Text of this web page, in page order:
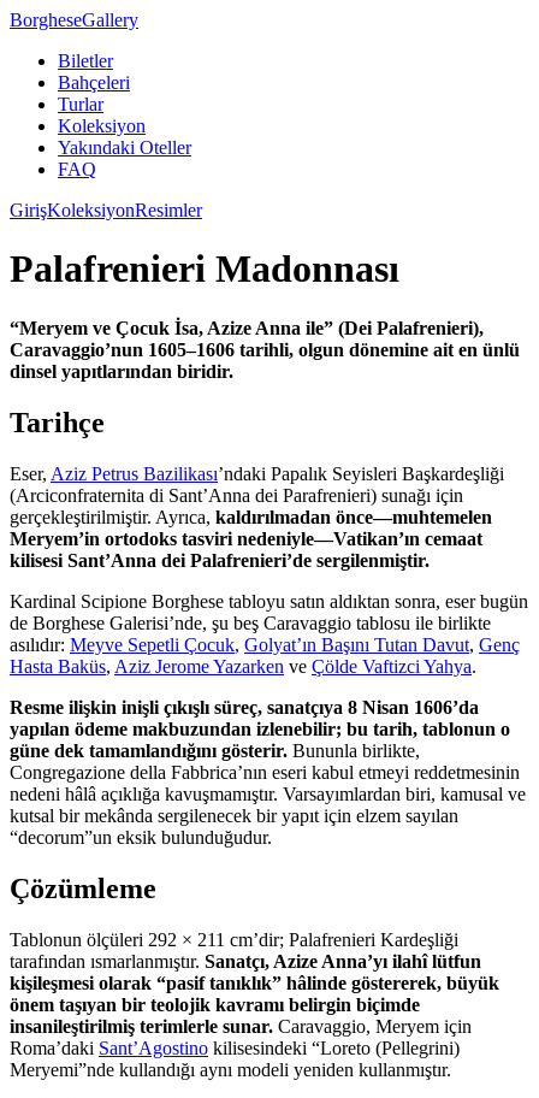
BorgheseGallery
Biletler
Bahçeleri
Turlar
Koleksiyon
Yakındaki Oteller
FAQ
GirişKoleksiyonResimler
Palafrenieri Madonnası
“Meryem ve Çocuk İsa, Azize Anna ile” (Dei Palafrenieri),
Caravaggio’nun 1605–1606 tarihli, olgun dönemine ait en ünlü
dinsel yapıtlarından biridir.
Tarihçe
Eser, Aziz Petrus Bazilikası’ndaki Papalık Seyisleri Başkardeşliği
(Arciconfraternita di Sant’Anna dei Parafrenieri) sunağı için
gerçekleştirilmiştir. Ayrıca, kaldırılmadan önce—muhtemelen
Meryem’in ortodoks tasviri nedeniyle—Vatikan’ın cemaat
kilisesi Sant’Anna dei Palafrenieri’de sergilenmiştir.
Kardinal Scipione Borghese tabloyu satın aldıktan sonra, eser bugün
de Borghese Galerisi’nde, şu beş Caravaggio tablosu ile birlikte
asılıdır: Meyve Sepetli Çocuk, Golyat’ın Başını Tutan Davut, Genç
Hasta Baküs, Aziz Jerome Yazarken ve Çölde Vaftizci Yahya.
Resme ilişkin inişli çıkışlı süreç, sanatçıya 8 Nisan 1606’da
yapılan ödeme makbuzundan izlenebilir; bu tarih, tablonun o
güne dek tamamlandığını gösterir. Bununla birlikte,
Congregazione della Fabbrica’nın eseri kabul etmeyi reddetmesinin
nedeni hâlâ açıklığa kavuşmamıştır. Varsayımlardan biri, kamusal ve
kutsal bir mekânda sergilenecek bir yapıt için elzem sayılan
“decorum”un eksik bulunduğudur.
Çözümleme
Tablonun ölçüleri 292 × 211 cm’dir; Palafrenieri Kardeşliği
tarafından ısmarlanmıştır. Sanatçı, Azize Anna’yı ilahî lütfun
kişileşmesi olarak “pasif tanıklık” hâlinde göstererek, büyük
önem taşıyan bir teolojik kavramı belirgin biçimde
insanileştirilmiş terimlerle sunar. Caravaggio, Meryem için
Roma’daki Sant’Agostino kilisesindeki “Loreto (Pellegrini)
Meryemi”nde kullandığı aynı modeli yeniden kullanmıştır.